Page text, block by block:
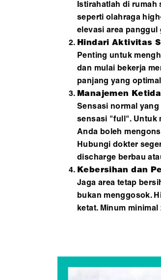
Istirahatlah di rumah
seperti olahraga
elevasi area
Hindari Aktivitas
Penting untuk
dan mulai bekerja
panjang yang
Manajemen
Sensasi normal
sensasi "full". Untuk
Anda boleh
Hubungi dokter
discharge berbau
Kebersihan dan
Jaga area tetap
bukan menggosok.
ketat. Minum